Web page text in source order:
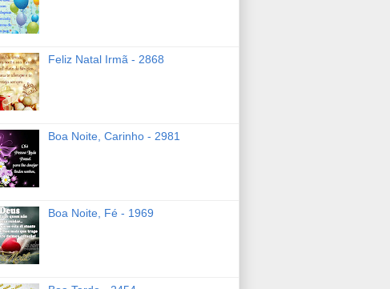
Feliz Natal Irmã - 2868
Boa Noite, Carinho - 2981
Boa Noite, Fé - 1969